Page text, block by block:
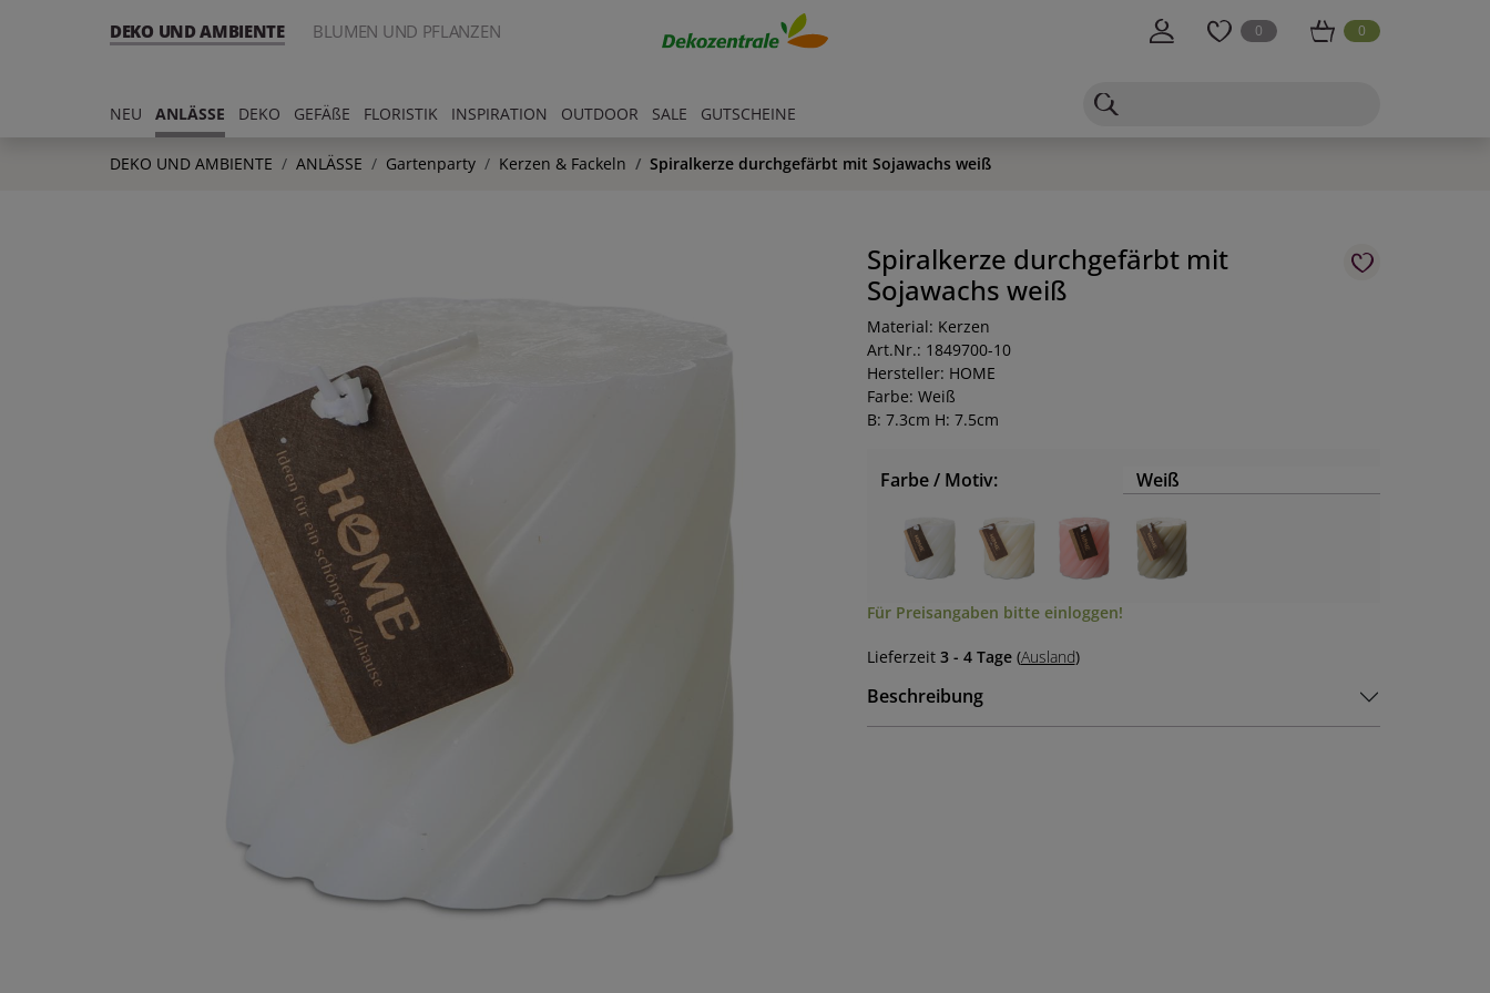
DEKO UND AMBIENTE BLUMEN UND PFLANZEN 0 0
NEU ANLÄSSE DEKO GEFÄßE FLORISTIK INSPIRATION OUTDOOR SALE GUTSCHEINE
DEKO UND AMBIENTE ANLÄSSE Gartenparty Kerzen & Fackeln Spiralkerze durchgefärbt mit Sojawachs weiß
Spiralkerze durchgefärbt mit
Sojawachs weiß
Material: Kerzen
Art.Nr.: 1849700-10
Hersteller: HOME
Farbe: Weiß
B: 7.3cm H: 7.5cm
Farbe / Motiv: Weiß
Für Preisangaben bitte einloggen!
Lieferzeit 3 - 4 Tage(Ausland)
Beschreibung